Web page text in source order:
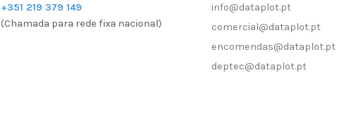
+351 219 379 149
(Chamada para rede fixa nacional)
info@dataplot.pt
comercial@dataplot.pt
encomendas@dataplot.pt
deptec@dataplot.pt